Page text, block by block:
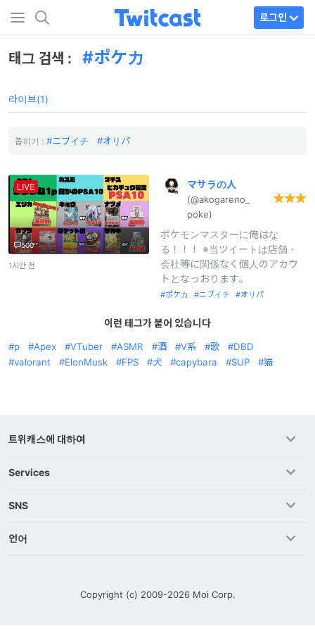
로그인
태그 검색 : ポケカ
라이브(1)
좁히기 : ニブイチ オリパ
LIVE
500
1시간 전
マサラの人
(@akogareno_
poke)
ポケモンマスターに俺はな
る！！！ ※当ツイートは店舗・
会社等に関係なく個人のアカウ
トとなっおります。
ポケカ ニブイチ オリパ
이런 태그가 붙어 있습니다
p Apex VTuber ASMR 酒 V系 歌
DBD
valorant
ElonMusk FPS 犬 capybara SUP 猫
트위캐스에 대하여
Services
SNS
언어
Copyright (c) 2009-2026 Moi Corp.